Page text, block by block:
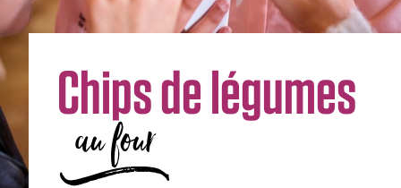
Chips de légumes
au four
v